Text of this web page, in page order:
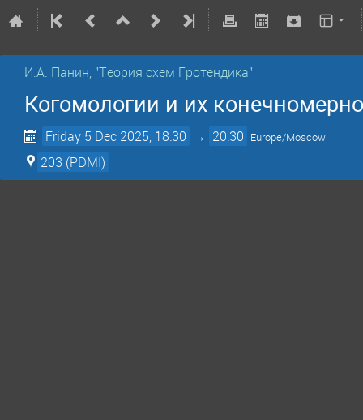
И.А. Панин, "Теория схем Гротендика"
Когомологии и их
Friday 5 Dec 2025, 18:30 → 20:30 Europe/Moscow
203 (PDMI)